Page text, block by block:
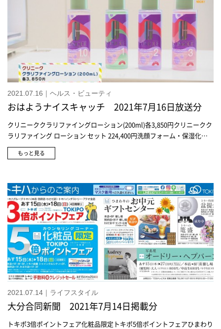
2021.07.16｜ヘルス・ビューティ
おはようナイスキャッチ 2021年7月16日放送分
クリニーククラリファイングローション(200ml)各3,850円クリニークク
ラリファイング ローション セット 224,400円洗顔フォーム・保湿化粧
水・美容液・乳液・リップカラー・ポーチのセットランコムクラリフィ
ック デュアル エッセンス ローション キット12,100円※数量限定クラリ
スト N (30ml)11,000円ルナソルアイカラーレーション(EX12・フローレ
スクラリティ)6,820円ダイヤの指輪をイメージしたカラールナソルアイ
カラーレーション(EX13・モダンアティテュード)6,820円エメラルドの
ブローチをイメージしたカラールナソルネイルポリッシュ(EX14・ルミ
ナスハロ)2,200円ルナソルプランプメロウリップス サテン(EX01・セレ
ニティレッド)4,400円ゲランルージュ ジェ リフィル (520)4,180円ゲラ
ンルージュ ジェ ケース(ミニマル シック)2,970円ゲランルージュ ジ
ェ ケース(アメジスト エモーション)4,730円アルビオン薬用スキンコ
ンディショナー エッセンシャル〈医薬部外品〉3,850円からアルビオン
薬用スキンコンディショナー エッセンシャル〈医薬部外品〉
(330ml)9,350円ロクシタンレーヌブランシュ ブライトコンセントレート
セラム〈医薬部外品〉(30ml)11,550円
もっと見る
2021.07.14｜ライフスタイル
大分合同新聞 2021年7月14日掲載分
トキポ3倍ポイントフェア化粧品限定トキポ5倍ポイントフェアひまわり